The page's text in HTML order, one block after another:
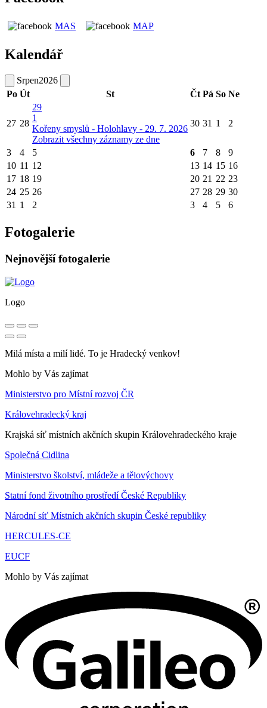
MAS MAP
Kalendář
Srpen2026
Po Út St Čt Pá So Ne
27 28
29
1
Kořeny smyslů - Holohlavy - 29. 7. 2026
Zobrazit všechny záznamy ze dne
30 31 1 2
3 4 5 6 7 8
9
10 11 12 13 14 15 16
17 18 19 20 21 22 23
24 25 26 27 28 29 30
31 1 2 3 4 5 6
Fotogalerie
Nejnovější fotogalerie
Logo
Milá místa a milí lidé. To je Hradecký venkov!
Mohlo by Vás zajímat
Ministerstvo pro Místní rozvoj ČR
Královehradecký kraj
Krajská síť místních akčních skupin Královehradeckého kraje
Společná Cidlina
Ministerstvo školství, mládeže a tělovýchovy
Statní fond životního prostředí České Republiky
Národní síť Místních akčních skupin České republiky
HERCULES-CE
EUCF
Mohlo by Vás zajímat